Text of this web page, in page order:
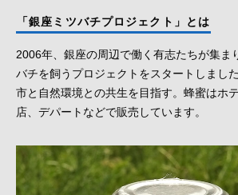
「銀座ミツバチプロジェクト」とは
2006年、銀座の周辺で働く有志たちが集ま
バチを飼うプロジェクトをスタートしまし
市と自然環境との共生を目指す。蜂蜜はホ
店、デパートなどで販売しています。